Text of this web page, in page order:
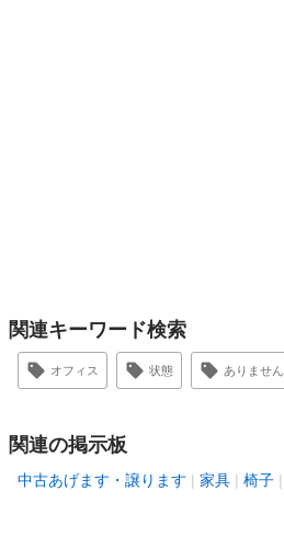
関連キーワード検索
オフィス 状態 ありません
関連の掲示板
中古あげます・譲ります 家具 椅子